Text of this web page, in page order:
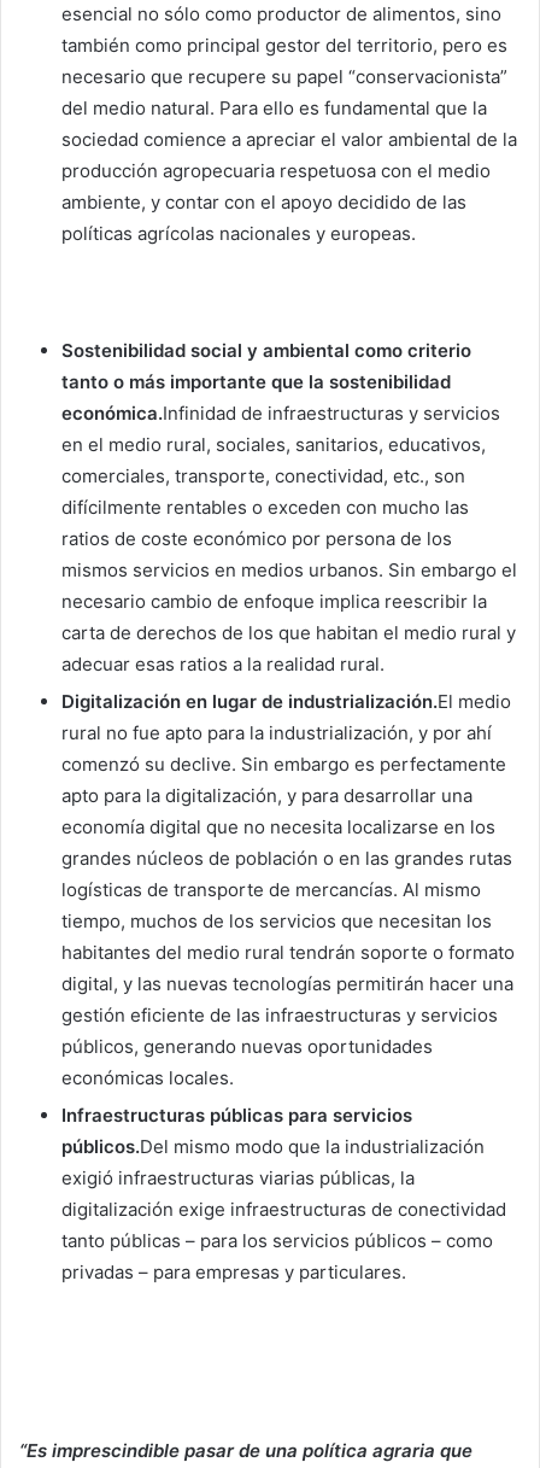
esencial no sólo como productor de alimentos, sino
también como principal gestor del territorio, pero es
necesario que recupere su papel “conservacionista”
del medio natural. Para ello es fundamental que la
sociedad comience a apreciar el valor ambiental de la
producción agropecuaria respetuosa con el medio
ambiente, y contar con el apoyo decidido de las
políticas agrícolas nacionales y europeas.
Sostenibilidad social y ambiental como criterio
tanto o más importante que la sostenibilidad
económica.Infinidad de infraestructuras y servicios
en el medio rural, sociales, sanitarios, educativos,
comerciales, transporte, conectividad, etc., son
difícilmente rentables o exceden con mucho las
ratios de coste económico por persona de los
mismos servicios en medios urbanos. Sin embargo el
necesario cambio de enfoque implica reescribir la
carta de derechos de los que habitan el medio rural y
adecuar esas ratios a la realidad rural.
Digitalización en lugar de industrialización.El medio
rural no fue apto para la industrialización, y por ahí
comenzó su declive. Sin embargo es perfectamente
apto para la digitalización, y para desarrollar una
economía digital que no necesita localizarse en los
grandes núcleos de población o en las grandes rutas
logísticas de transporte de mercancías. Al mismo
tiempo, muchos de los servicios que necesitan los
habitantes del medio rural tendrán soporte o formato
digital, y las nuevas tecnologías permitirán hacer una
gestión eficiente de las infraestructuras y servicios
públicos, generando nuevas oportunidades
económicas locales.
Infraestructuras públicas para servicios
públicos.Del mismo modo que la industrialización
exigió infraestructuras viarias públicas, la
digitalización exige infraestructuras de conectividad
tanto públicas – para los servicios públicos – como
privadas – para empresas y particulares.
“Es imprescindible pasar de una política agraria que